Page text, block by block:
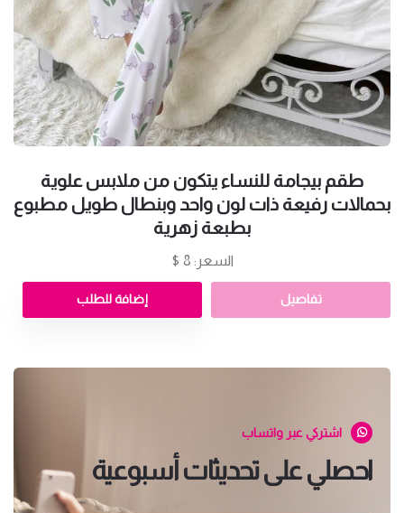
طقم بيجامة للنساء يتكون من ملابس علوية
بحمالات رفيعة ذات لون واحد وبنطال طويل مطبوع
بطبعة زهرية
السعر: 8 $
تفاصيل إضافة للطلب
اشتركي عبر واتساب
احصلي على تحديثات أسبوعية